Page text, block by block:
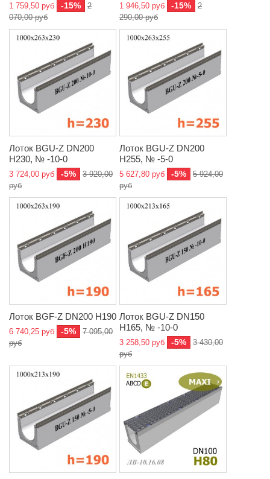
1 759,50 руб -15%
2
070,00 руб
1 946,50 руб -15%
2
290,00 руб
Лоток BGU-Z DN200
H230, № -10-0
3 724,00 руб -5%
3 920,00
руб
Лоток BGU-Z DN200
H255, № -5-0
5 627,80 руб -5%
5 924,00
руб
Лоток BGF-Z DN200 H190
6 740,25 руб -5%
7 095,00
руб
Лоток BGU-Z DN150
H165, № -10-0
3 258,50 руб -5%
3 430,00
руб